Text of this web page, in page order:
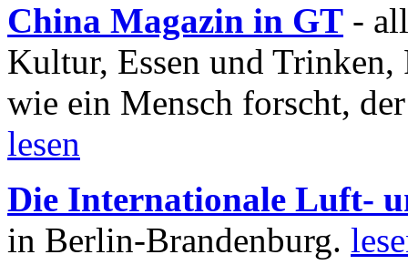
China Magazin in GT -
Kultur, Essen und
wie ein Mensch forscht,
lesen
Die Internationale Luft-
in Berlin-Brandenburg.